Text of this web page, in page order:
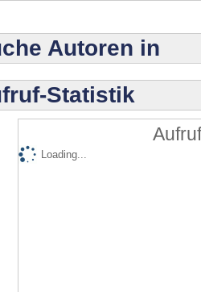
Autoren in
Statistik
Loading...